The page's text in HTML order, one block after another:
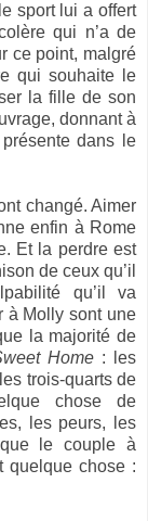
sport lui a offert
qui n’a de
ce point, malgré
qui souhaite le
la fille de son
donnant à
dans le
changé. Aimer
enfin à Rome
Et la perdre est
de ceux qu’il
qu’il va
à Molly sont une
la majorité de
Home : les
trois-quarts de
chose de
les peurs, les
le couple à
quelque chose :